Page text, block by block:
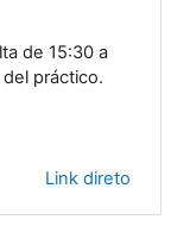
de 15:30 a
práctico.
Link direto